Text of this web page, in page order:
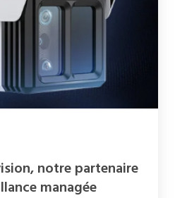
notre partenaire
managée